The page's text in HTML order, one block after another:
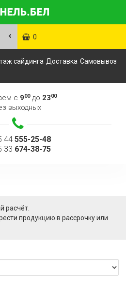
0
сайдинга Доставка Самовывоз
с 900до 2300
выходных
44 555-25-48
33 674-38-75
расчёт.
продукцию в рассрочку или